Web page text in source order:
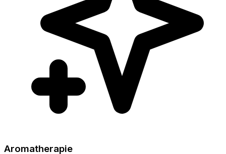
Aromatherapie